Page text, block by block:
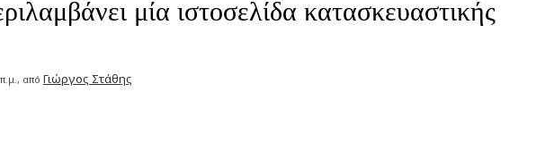
μία ιστοσελίδα κατασκευαστικής
από Γιώργος Στάθης